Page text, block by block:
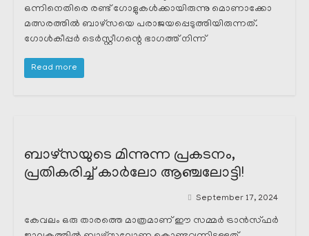
ഒന്നിനെതിരെ രണ്ട് ഗോളുകൾക്കായിരുന്നു മൊണാക്കോ
മത്സരത്തിൽ ബാഴ്സയെ പരാജയപ്പെടുത്തിയിരുന്നത്.
ഗോൾകീപ്പർ ടെർസ്റ്റീഗന്റെ ഭാഗത്ത് നിന്ന്
Read more
ബാഴ്സയുടെ മിന്നുന്ന പ്രകടനം,
പ്രതികരിച്ച് കാർലോ ആഞ്ചലോട്ടി!
September 17, 2024
കേവലം ഒരു താരത്തെ മാത്രമാണ് ഈ സമ്മർ ട്രാൻസ്ഫർ